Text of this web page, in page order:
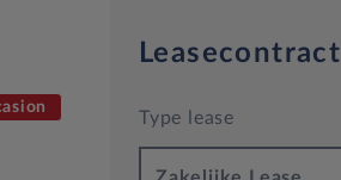
Leasecontract
Type lease